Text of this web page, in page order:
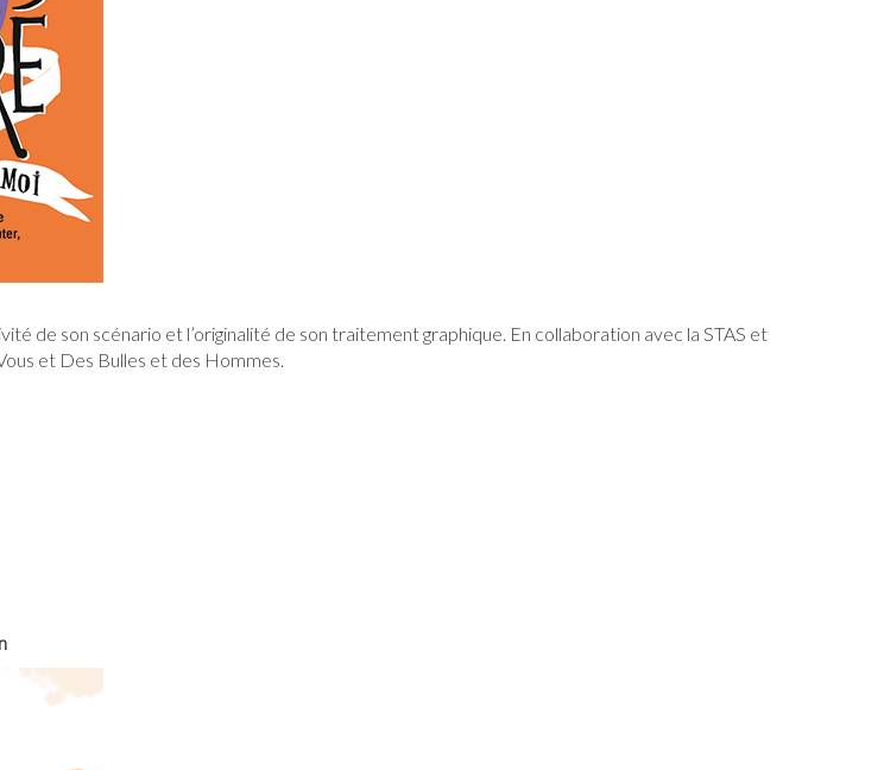
de son scénario et l’originalité de son traitement graphique. En collaboration avec la STAS et
et Des Bulles et des Hommes.